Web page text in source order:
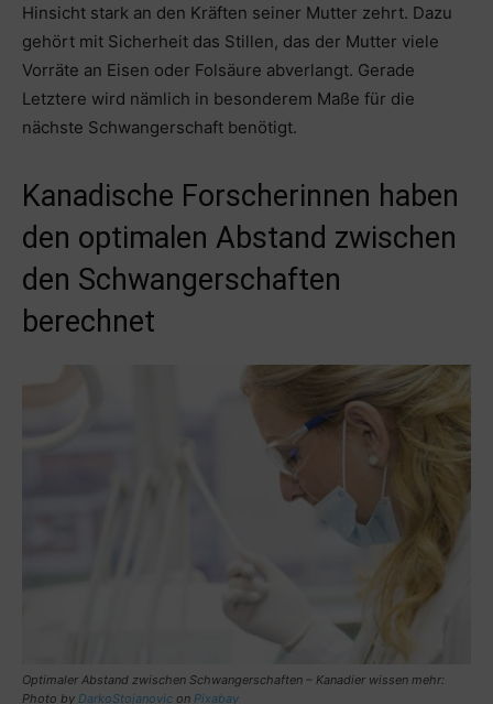
Hinsicht stark an den Kräften seiner Mutter zehrt. Dazu
gehört mit Sicherheit das Stillen, das der Mutter viele
Vorräte an Eisen oder Folsäure abverlangt. Gerade
Letztere wird nämlich in besonderem Maße für die
nächste Schwangerschaft benötigt.
Kanadische Forscherinnen haben
den optimalen Abstand zwischen
den Schwangerschaften
berechnet
Optimaler Abstand zwischen Schwangerschaften – Kanadier wissen mehr:
Photo by DarkoStojanovic on Pixabay